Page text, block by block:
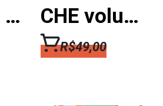
MEMÓRIA HOJE – VOL 3: CIÊNCIAS HUMANAS CHE volume 12 – ELETRICIDADE
R$49,00